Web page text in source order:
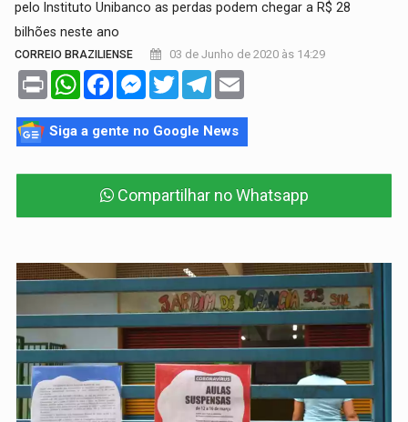
pelo Instituto Unibanco as perdas podem chegar a R$ 28
bilhões neste ano
CORREIO BRAZILIENSE 03 de Junho de 2020 às 14:29
Print WhatsAppFacebookMessenger
TwitterTelegram
Siga a gente no Google News
Compartilhar no Whatsapp